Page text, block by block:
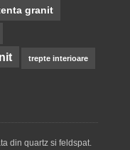
granit
trepte interioare
din quartz si feldspat.